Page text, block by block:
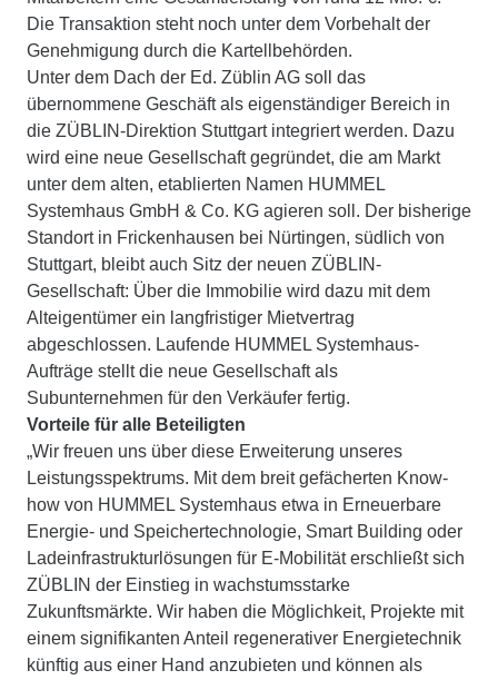
Die Transaktion steht noch unter dem Vorbehalt der
Genehmigung durch die Kartellbehörden.
Unter dem Dach der Ed. Züblin AG soll das
übernommene Geschäft als eigenständiger Bereich in
die ZÜBLIN-Direktion Stuttgart integriert werden. Dazu
wird eine neue Gesellschaft gegründet, die am Markt
unter dem alten, etablierten Namen HUMMEL
Systemhaus GmbH & Co. KG agieren soll. Der bisherige
Standort in Frickenhausen bei Nürtingen, südlich von
Stuttgart, bleibt auch Sitz der neuen ZÜBLIN-
Gesellschaft: Über die Immobilie wird dazu mit dem
Alteigentümer ein langfristiger Mietvertrag
abgeschlossen. Laufende HUMMEL Systemhaus-
Aufträge stellt die neue Gesellschaft als
Subunternehmen für den Verkäufer fertig.
Vorteile für alle Beteiligten
„Wir freuen uns über diese Erweiterung unseres
Leistungsspektrums. Mit dem breit gefächerten Know-
how von HUMMEL Systemhaus etwa in Erneuerbare
Energie- und Speichertechnologie, Smart Building oder
Ladeinfrastrukturlösungen für E-Mobilität erschließt sich
ZÜBLIN der Einstieg in wachstumsstarke
Zukunftsmärkte. Wir haben die Möglichkeit, Projekte mit
einem signifikanten Anteil regenerativer Energietechnik
künftig aus einer Hand anzubieten und können als